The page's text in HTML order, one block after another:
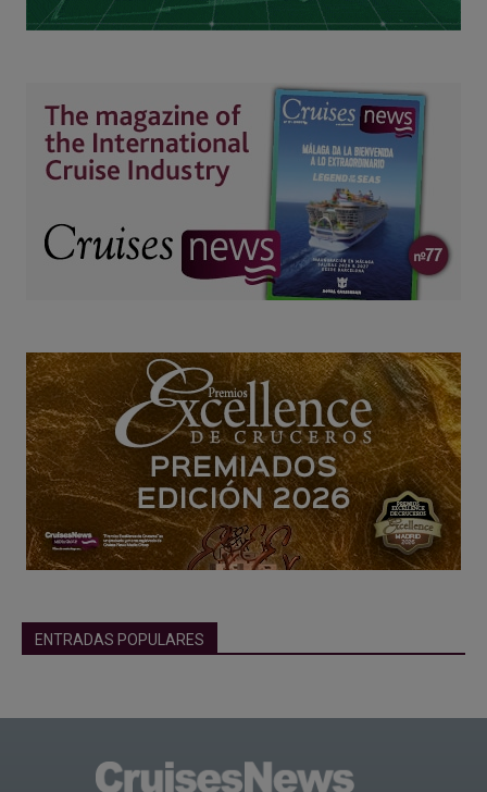
ENTRADAS POPULARES